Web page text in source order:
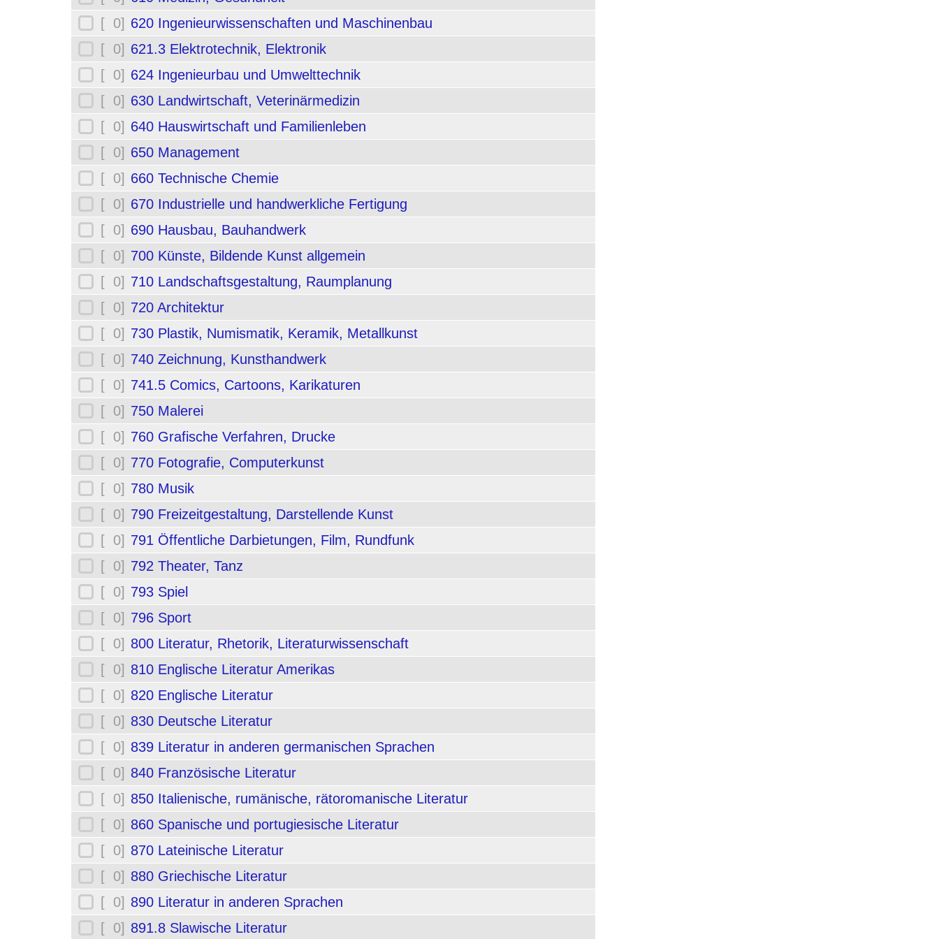
[ 0] 620 Ingenieurwissenschaften und Maschinenbau
[ 0] 621.3 Elektrotechnik, Elektronik
[ 0] 624 Ingenieurbau und Umwelttechnik
[ 0] 630 Landwirtschaft, Veterinärmedizin
[ 0] 640 Hauswirtschaft und Familienleben
[ 0] 650 Management
[ 0] 660 Technische Chemie
[ 0] 670 Industrielle und handwerkliche Fertigung
[ 0] 690 Hausbau, Bauhandwerk
[ 0] 700 Künste, Bildende Kunst allgemein
[ 0] 710 Landschaftsgestaltung, Raumplanung
[ 0] 720 Architektur
[ 0] 730 Plastik, Numismatik, Keramik, Metallkunst
[ 0] 740 Zeichnung, Kunsthandwerk
[ 0] 741.5 Comics, Cartoons, Karikaturen
[ 0] 750 Malerei
[ 0] 760 Grafische Verfahren, Drucke
[ 0] 770 Fotografie, Computerkunst
[ 0] 780 Musik
[ 0] 790 Freizeitgestaltung, Darstellende Kunst
[ 0] 791 Öffentliche Darbietungen, Film, Rundfunk
[ 0] 792 Theater, Tanz
[ 0] 793 Spiel
[ 0] 796 Sport
[ 0] 800 Literatur, Rhetorik, Literaturwissenschaft
[ 0] 810 Englische Literatur Amerikas
[ 0] 820 Englische Literatur
[ 0] 830 Deutsche Literatur
[ 0] 839 Literatur in anderen germanischen Sprachen
[ 0] 840 Französische Literatur
[ 0] 850 Italienische, rumänische, rätoromanische Literatur
[ 0] 860 Spanische und portugiesische Literatur
[ 0] 870 Lateinische Literatur
[ 0] 880 Griechische Literatur
[ 0] 890 Literatur in anderen Sprachen
[ 0] 891.8 Slawische Literatur